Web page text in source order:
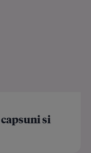
si